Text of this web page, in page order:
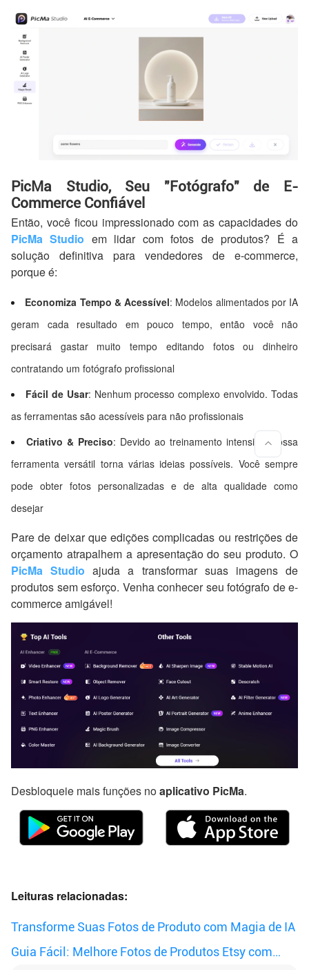
PicMa Studio, Seu "Fotógrafo" de E-
Commerce Confiável
Então, você ficou impressionado com as capacidades do
PicMa Studio em lidar com fotos de produtos? É a
solução definitiva para vendedores de e-commerce,
porque é:
Economiza Tempo & Acessível: Modelos alimentados por IA
geram cada resultado em pouco tempo, então você não
precisará gastar muito tempo editando fotos ou dinheiro
contratando um fotógrafo profissional
Fácil de Usar: Nenhum processo complexo envolvido. Todas
as ferramentas são acessíveis para não profissionais
Criativo & Preciso: Devido ao treinamento intensivo, nossa
ferramenta versátil torna várias ideias possíveis. Você sempre
pode obter fotos personalizadas e de alta qualidade como
desejar
Pare de deixar que edições complicadas ou restrições de
orçamento atrapalhem a apresentação do seu produto. O
PicMa Studio ajuda a transformar suas imagens de
produtos sem esforço. Venha conhecer seu fotógrafo de e-
commerce amigável!
Desbloqueie mais funções noaplicativo PicMa.
Leituras relacionadas:
Transforme Suas Fotos de Produto com Magia de IA
Guia Fácil: Melhore Fotos de Produtos Etsy com